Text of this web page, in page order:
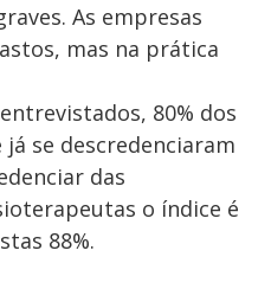
As empresas
mas na prática
80% dos
se descredenciaram
das
o índice é
88%.